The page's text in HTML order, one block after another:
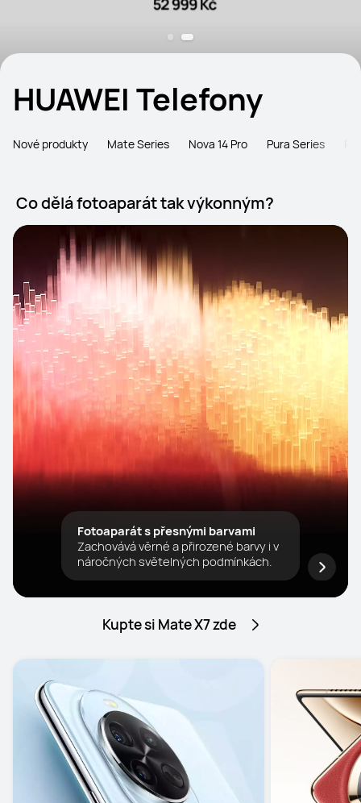
HUAWEI Telefony
Nové produkty Mate Series Nova 14 Pro Pura Series
Co dělá fotoaparát tak výkonným?
Kupte si Mate X7 zde
Fotoaparát s přesnými barvami
Zachovává věrné a přirozené barvy i v
náročných světelných podmínkách.